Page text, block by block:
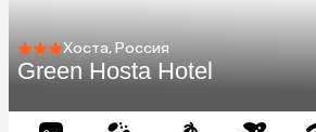
Хоста, Россия
Green Hosta Hotel